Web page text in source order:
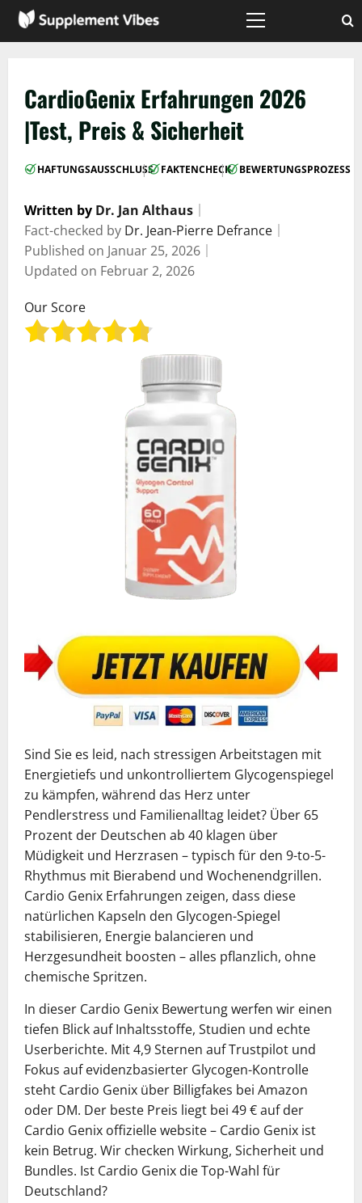
Zum
Inhalt
Hauptmenü
CardioGenix Erfahrungen 2026
|Test, Preis & Sicherheit
HAFTUNGSAUSSCHLUSS
| FAKTENCHECK
| BEWERTUNGSPROZESS
Written by Dr. Jan Althaus
Fact-checked by Dr. Jean-Pierre Defrance
Published on Januar 25, 2026
Updated on Februar 2, 2026
Our Score
Sind Sie es leid, nach stressigen Arbeitstagen mit
Energietiefs und unkontrolliertem Glycogenspiegel
zu kämpfen, während das Herz unter
Pendlerstress und Familienalltag leidet? Über 65
Prozent der Deutschen ab 40 klagen über
Müdigkeit und Herzrasen – typisch für den 9-to-5-
Rhythmus mit Bierabend und Wochenendgrillen.
Cardio Genix Erfahrungen zeigen, dass diese
natürlichen Kapseln den Glycogen-Spiegel
stabilisieren, Energie balancieren und
Herzgesundheit boosten – alles pflanzlich, ohne
chemische Spritzen.
In dieser Cardio Genix Bewertung werfen wir einen
tiefen Blick auf Inhaltsstoffe, Studien und echte
Userberichte. Mit 4,9 Sternen auf Trustpilot und
Fokus auf evidenzbasierter Glycogen-Kontrolle
steht Cardio Genix über Billigfakes bei Amazon
oder DM. Der beste Preis liegt bei 49 € auf der
Cardio Genix offizielle website – Cardio Genix ist
kein Betrug. Wir checken Wirkung, Sicherheit und
Bundles. Ist Cardio Genix die Top-Wahl für
Deutschland?